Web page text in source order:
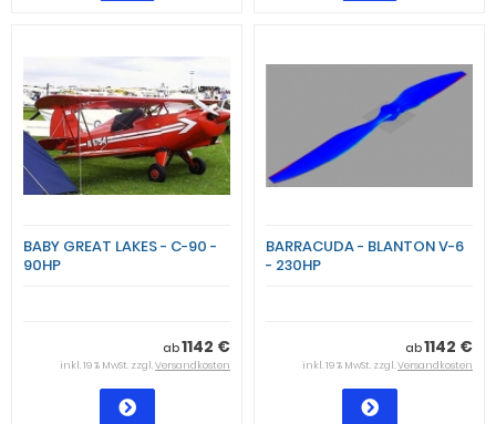
BABY GREAT LAKES - C-90 -
90HP
ab1142 €
inkl. 19 % MwSt. zzgl.Versandkosten
BARRACUDA - BLANTON V-6
- 230HP
ab1142 €
inkl. 19 % MwSt. zzgl.Versandkosten